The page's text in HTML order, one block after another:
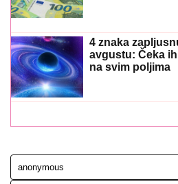
4 znaka
avgustu: Čeka
na svim poljima